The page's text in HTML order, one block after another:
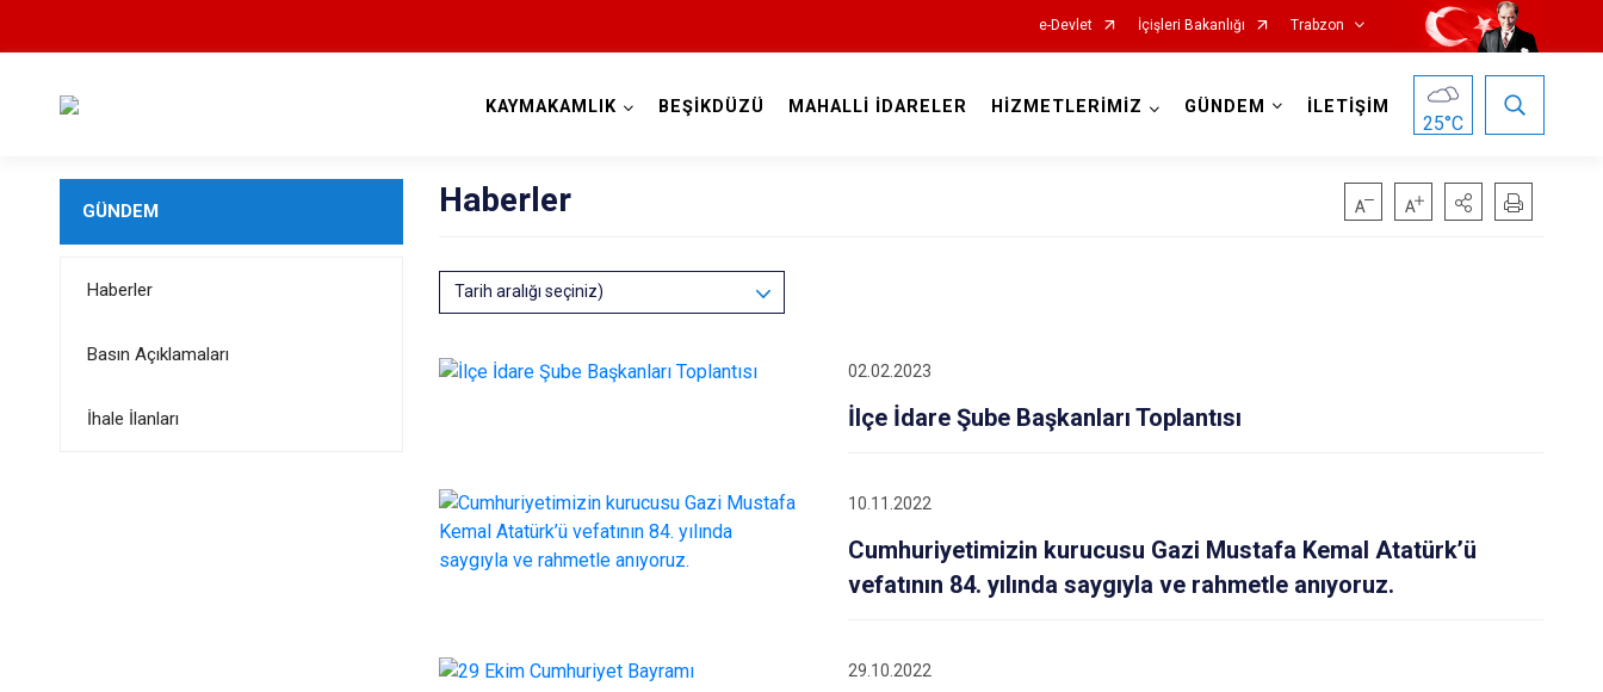
e-Devlet İçişleri Bakanlığı Trabzon
Arsin
Çaykara
Dernekpazarı
Tonya
Vakfıkebir
KAYMAKAMLIK BEŞİKDÜZÜ MAHALLİ İDARELER HİZMETLERİMİZ GÜNDEM İLETİŞİM
25°C
GÜNDEM
Haberler
Basın Açıklamaları
İhale İlanları
Haberler
Tarih aralığı seçiniz)
02.02.2023
İlçe İdare Şube Başkanları Toplantısı
10.11.2022
Cumhuriyetimizin kurucusu Gazi Mustafa Kemal Atatürk’ü
vefatının 84. yılında saygıyla ve rahmetle anıyoruz.
29.10.2022